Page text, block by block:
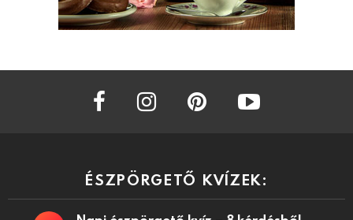
facebook instagram
ÉSZPÖRGETŐ KVÍZEK: